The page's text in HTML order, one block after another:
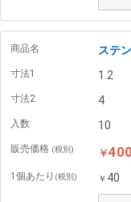
商品名 ステ
寸法1 1.2
寸法2 4
入数 10
販売価格 (税別) ￥400
1個あたり (税別) ￥ 40